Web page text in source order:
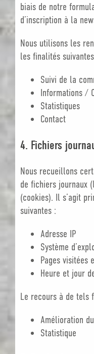
biais de notre
d’inscription à la
Nous utilisons les
les finalités
Suivi de la
Informations /
Statistiques
Contact
4. Fichiers
Nous recueillons
de fichiers journaux
(cookies). Il s’agit
suivantes :
Adresse IP
Système
Pages visitées
Heure et jour
Le recours à de tels
Amélioration
Statistique